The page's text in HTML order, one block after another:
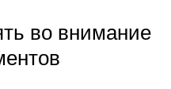
во внимание